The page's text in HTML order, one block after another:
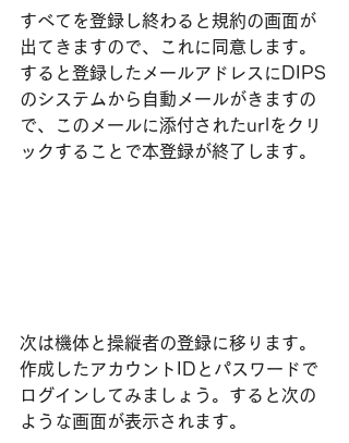
すべてを登録し終わると規約の画面が
出てきますので、これに同意します。
​すると登録したメールアドレスにDIPS
のシステムから自動メールがきますの
で、このメールに添付されたurlをクリ
ックすることで本登録が終了します。
次は機体と操縦者の登録に移ります。
作成したアカウントIDとパスワードで
ログインしてみましょう。すると次の
ような画面が表示されます。